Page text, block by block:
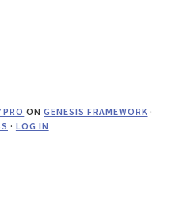
UBUNTU
(CANCELADA)
ONGENESIS FRAMEWORK ·
· LOG IN